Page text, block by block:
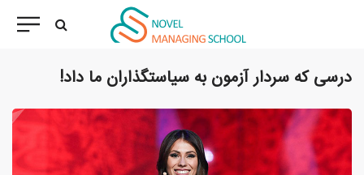
درسی که سردار آزمون به سیاستگذاران ما داد!